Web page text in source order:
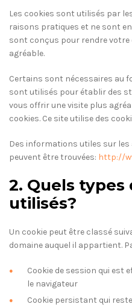
Les cookies sont utilisés par
raisons pratiques et ne sont
sont conçus pour rendre votre
agréable.
Certains sont nécessaires au
sont utilisés pour établir des
vous offrir une visite plus
cookies. Ce site utilise des
Des informations utiles sur
peuvent être trouvées: http://
2. Quels
utilisés?
Un cookie peut être classé
domaine auquel il appartient.
Cookie de session qui est
le navigateur
Cookie persistant qui